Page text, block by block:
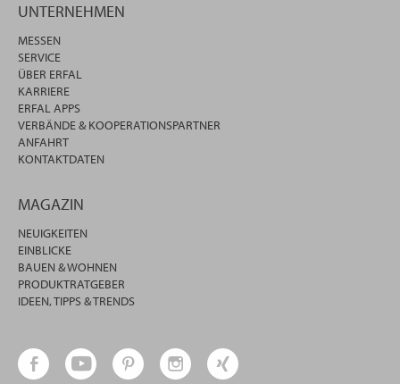
UNTERNEHMEN
MESSEN
SERVICE
ÜBER ERFAL
KARRIERE
ERFAL APPS
VERBÄNDE & KOOPERATIONSPARTNER
ANFAHRT
KONTAKTDATEN
MAGAZIN
NEUIGKEITEN
EINBLICKE
BAUEN & WOHNEN
PRODUKTRATGEBER
IDEEN, TIPPS & TRENDS